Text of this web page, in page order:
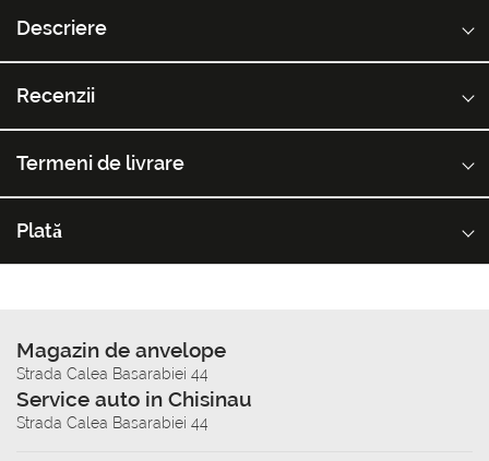
Descriere
Recenzii
Termeni de livrare
Plată
Magazin de anvelope
Strada Calea Basarabiei 44
Service auto in Chisinau
Strada Calea Basarabiei 44